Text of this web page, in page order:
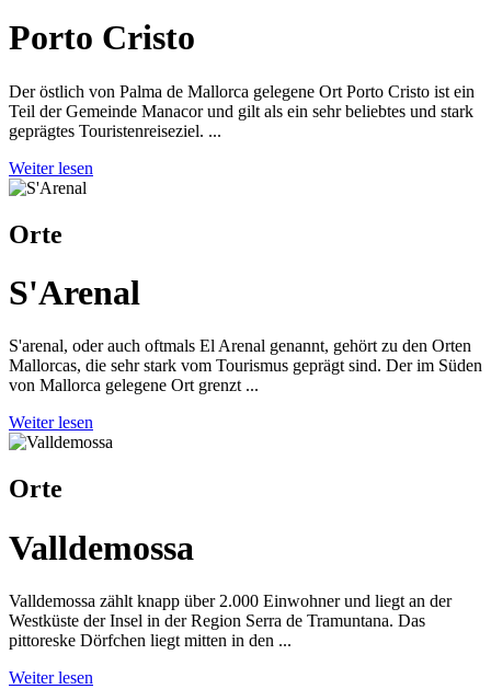
Porto Cristo
Der östlich von Palma de Mallorca gelegene Ort Porto Cristo ist ein
Teil der Gemeinde Manacor und gilt als ein sehr beliebtes und stark
geprägtes Touristenreiseziel. ...
Weiter lesen
Orte
S'Arenal
S'arenal, oder auch oftmals El Arenal genannt, gehört zu den Orten
Mallorcas, die sehr stark vom Tourismus geprägt sind. Der im Süden
von Mallorca gelegene Ort grenzt ...
Weiter lesen
Orte
Valldemossa
Valldemossa zählt knapp über 2.000 Einwohner und liegt an der
Westküste der Insel in der Region Serra de Tramuntana. Das
pittoreske Dörfchen liegt mitten in den ...
Weiter lesen